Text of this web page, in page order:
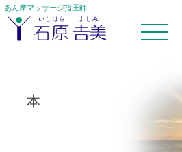
あん摩マッサージ指圧師
本